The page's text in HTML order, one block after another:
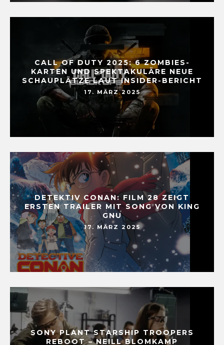
CALL OF DUTY 2025: 6 ZOMBIES-
KARTEN UND SPEKTAKULÄRE NEUE
SCHAUPLÄTZE LAUT INSIDER-BERICHT
17. MÄRZ 2025
DETEKTIV CONAN: FILM 28 ZEIGT
ERSTEN TRAILER MIT SONG VON KING
GNU
17. MÄRZ 2025
SONY PLANT STARSHIP TROOPERS
REBOOT – NEILL BLOMKAMP